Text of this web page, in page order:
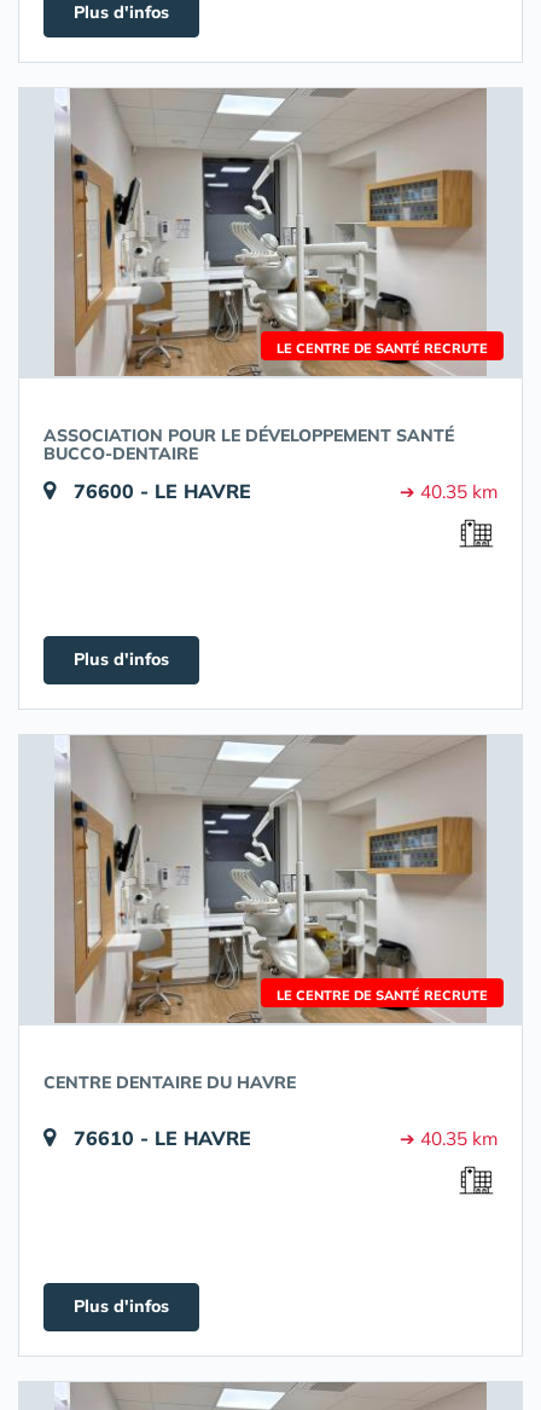
Plus d'infos
LE CENTRE DE SANTÉ RECRUTE
ASSOCIATION POUR LE DÉVELOPPEMENT SANTÉ
BUCCO-DENTAIRE
76600 - LE HAVRE ➔ 40.35 km
Plus d'infos
LE CENTRE DE SANTÉ RECRUTE
CENTRE DENTAIRE DU HAVRE
76610 - LE HAVRE ➔ 40.35 km
Plus d'infos